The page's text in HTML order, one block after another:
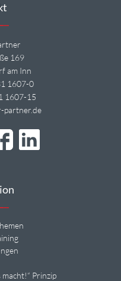
169
am Inn
1607-0
1607-15
partner.de
macht!“ Prinzip